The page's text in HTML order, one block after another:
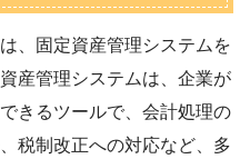
、固定資産管理システムを
産管理システムは、企業が
きるツールで、会計処理の
税制改正への対応など、多